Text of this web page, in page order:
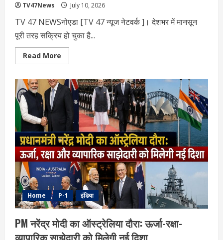
TV47News July 10, 2026
TV 47 NEWSनोएडा [TV 47 न्‍यूज नेटवर्क ]। देशभर में मानसून
पूरी तरह सक्रिय हो चुका है...
Read More
more
का
मौसम:
10
राज्यों
में
आंधी-
बारिश
का
अलर्ट,
IMD
की
चेतावनी
Home P-1 इंडिया
PM नरेंद्र मोदी का ऑस्ट्रेलिया दौरा: ऊर्जा-रक्षा-
व्यापारिक साझेदारी को मिलेगी नई दिशा